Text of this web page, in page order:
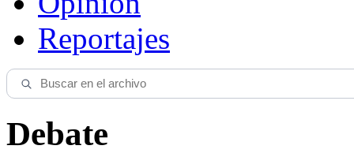
Reportajes
Debate